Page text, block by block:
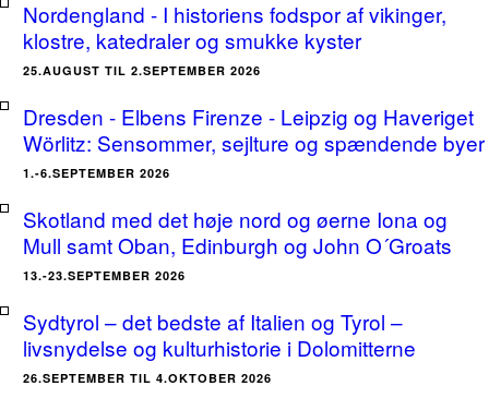
Nordengland - I historiens fodspor af vikinger,
klostre, katedraler og smukke kyster
25.AUGUST TIL 2.SEPTEMBER 2026
Dresden - Elbens Firenze - Leipzig og Haveriget
Wörlitz: Sensommer, sejlture og spændende byer
1.-6.SEPTEMBER 2026
Skotland med det høje nord og øerne Iona og
Mull samt Oban, Edinburgh og John O´Groats
13.-23.SEPTEMBER 2026
Sydtyrol – det bedste af Italien og Tyrol –
livsnydelse og kulturhistorie i Dolomitterne
26.SEPTEMBER TIL 4.OKTOBER 2026